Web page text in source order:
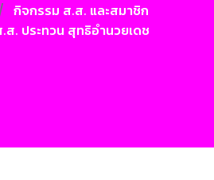
กิจกรรม ส.ส. และสมาชิก
ส. ประทวน สุทธิอำนวยเดช